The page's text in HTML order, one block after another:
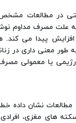
در مطالعات
به علت مصرف مداوم
افزایش پیدا می کند.
طور معنی داری در
یا معمولی
مطالعات نشان داده
های مغزی، افرادی